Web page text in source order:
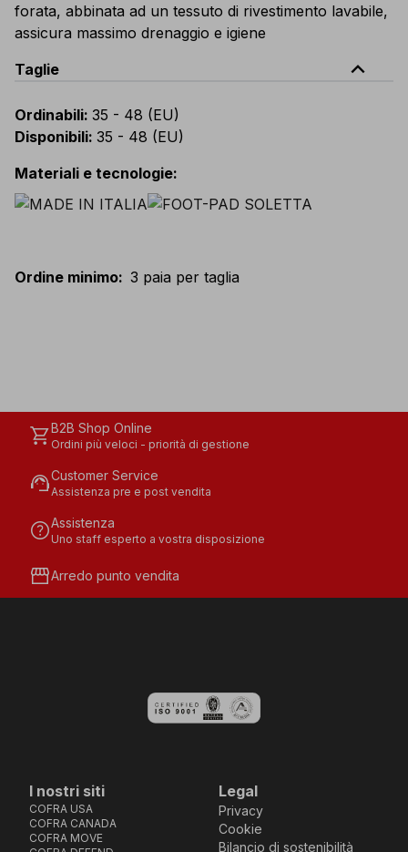
forata, abbinata ad un tessuto di rivestimento lavabile,
assicura massimo drenaggio e igiene
Taglie
expand_less
Ordinabili: 35 - 48 (EU)
Disponibili: 35 - 48 (EU)
Materiali e tecnologie:
Ordine minimo: 3 paia per taglia
shopping_cartB2B Shop Online
Ordini più veloci - priorità di gestione
support_agentCustomer Service
Assistenza pre e post vendita
helpAssistenza
Uno staff esperto a vostra disposizione
storefrontArredo punto vendita
I nostri siti
COFRA USA
COFRA CANADA
COFRA MOVE
Legal
Privacy
Cookie
Bilancio di sostenibilità